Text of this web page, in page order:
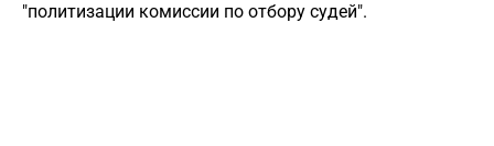
"политизации комиссии по отбору судей".